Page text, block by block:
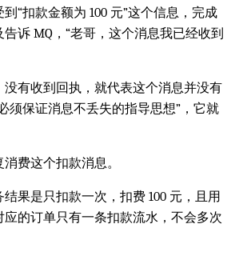
“扣款金额为 100 元”这个信息，完成
诉 MQ，“老哥，这个消息我已经收到
没有收到回执，就代表这个消息并没有
须保证消息不丢失的指导思想”，它就
费这个扣款消息。
果是只扣款一次，扣费 100 元，且用
应的订单只有一条扣款流水，不会多次